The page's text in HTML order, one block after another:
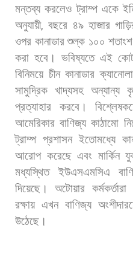
মন্তব্য করলেও ট্রাম্প একে
অনুযায়ী,বছরে ৪৯ হাজার
ওপর কানাডার শুল্ক ১০০ শতাংশ
করা হবে। ভবিষ্যতে এই
বিনিময়ে চীন কানাডার ক্যানোলা
সামুদ্রিক খাদ্যসহ অন্যান্য
প্রত্যাহার
করবে।
আমেরিকার বাণিজ্য কাঠামো
ট্রাম্প প্রশাসন ইতোমধ্যে
আরোপ করেছে এবং মার্কিন
মধ্যস্থিত
ইউএসএমসিএ
দিয়েছে।
অটোয়ার কর্মকর্তারা
রক্ষায় এখন বাণিজ্য
উঠেছে।